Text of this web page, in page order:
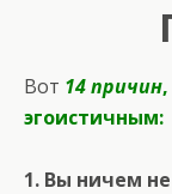
Вот 14 причин
эгоистичным:
1. Вы ничем